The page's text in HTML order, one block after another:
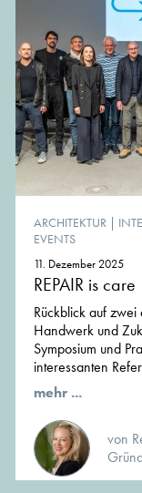
ARCHITEKTUR |
EVENTS
11. Dezember 2025
REPAIR is care
Rückblick auf
Handwerk und
Symposium und
interessanten
mehr ...
von